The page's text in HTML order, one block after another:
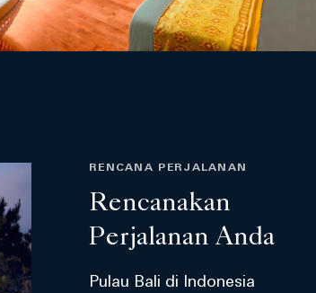
RENCANA PERJALANAN
Rencanakan
Perjalanan Anda
Pulau Bali di Indonesia